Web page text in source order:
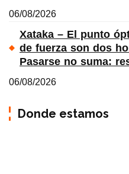
06/08/2026
Xataka – El punto
de fuerza son dos
Pasarse no suma:
06/08/2026
Donde estamos